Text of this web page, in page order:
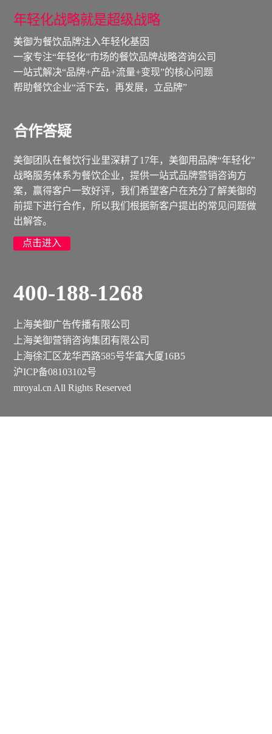
年轻化战略就是超级战略
美御为餐饮品牌注入年轻化基因
一家专注“年轻化”市场的餐饮品牌战略咨询公司
一站式解决“品牌+产品+流量+变现”的核心问题
帮助餐饮企业“活下去，再发展，立品牌”
合作答疑
美御团队在餐饮行业里深耕了17年，美御用品牌“年轻化”
战略服务体系为餐饮企业，提供一站式品牌营销咨询方
案，赢得客户一致好评，我们希望客户在充分了解美御的
前提下进行合作，所以我们根据新客户提出的常见问题做
出解答。
点击进入
400-188-1268
上海美御广告传播有限公司
上海美御营销咨询集团有限公司
上海徐汇区龙华西路585号华富大厦16B5
沪ICP备08103102号
mroyal.cn All Rights Reserved